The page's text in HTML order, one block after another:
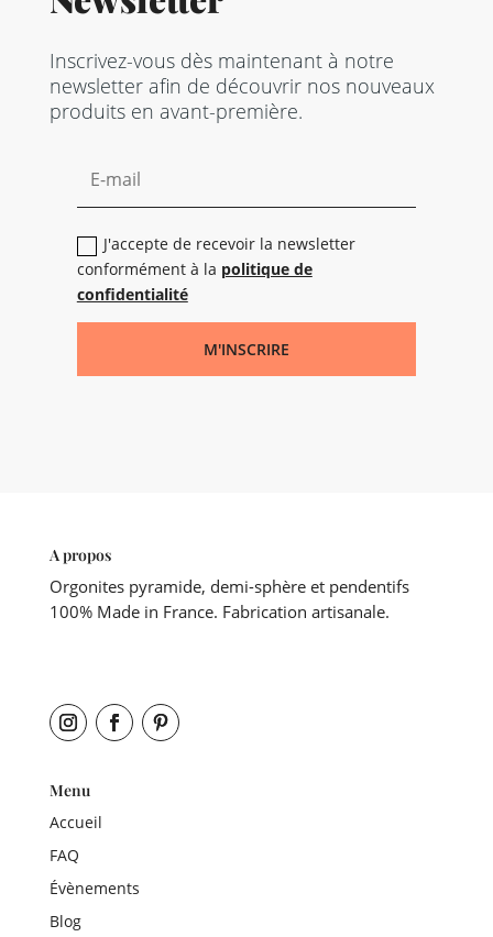
Inscrivez-vous dès maintenant à notre
newsletter afin de découvrir nos nouveaux
produits en avant-première.
J'accepte de recevoir la newsletter
conformément à la politique de
confidentialité
M'INSCRIRE
A propos
Orgonites pyramide, demi-sphère et pendentifs
100% Made in France. Fabrication artisanale.
Menu
Accueil
FAQ
Évènements
Blog